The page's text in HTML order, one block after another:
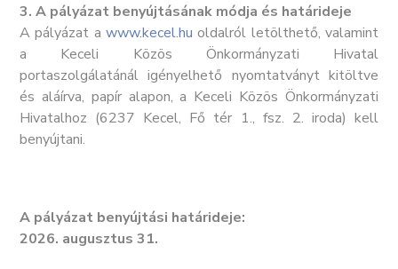
3. A pályázat benyújtásának módja és határideje
A pályázat a www.kecel.hu oldalról letölthető, valamint
a Keceli Közös Önkormányzati Hivatal
portaszolgálatánál igényelhető nyomtatványt kitöltve
és aláírva, papír alapon, a Keceli Közös Önkormányzati
Hivatalhoz (6237 Kecel, Fő tér 1., fsz. 2. iroda) kell
benyújtani.
A pályázat benyújtási határideje:
2026. augusztus 31.